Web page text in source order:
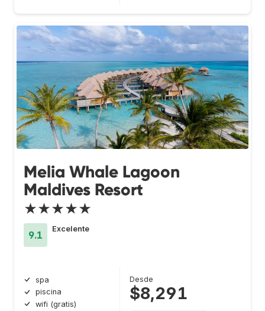
Melia Whale Lagoon
Maldives Resort
★★★★★
9.1
Excelente
spa
piscina
wifi (gratis)
Desde
$8,291